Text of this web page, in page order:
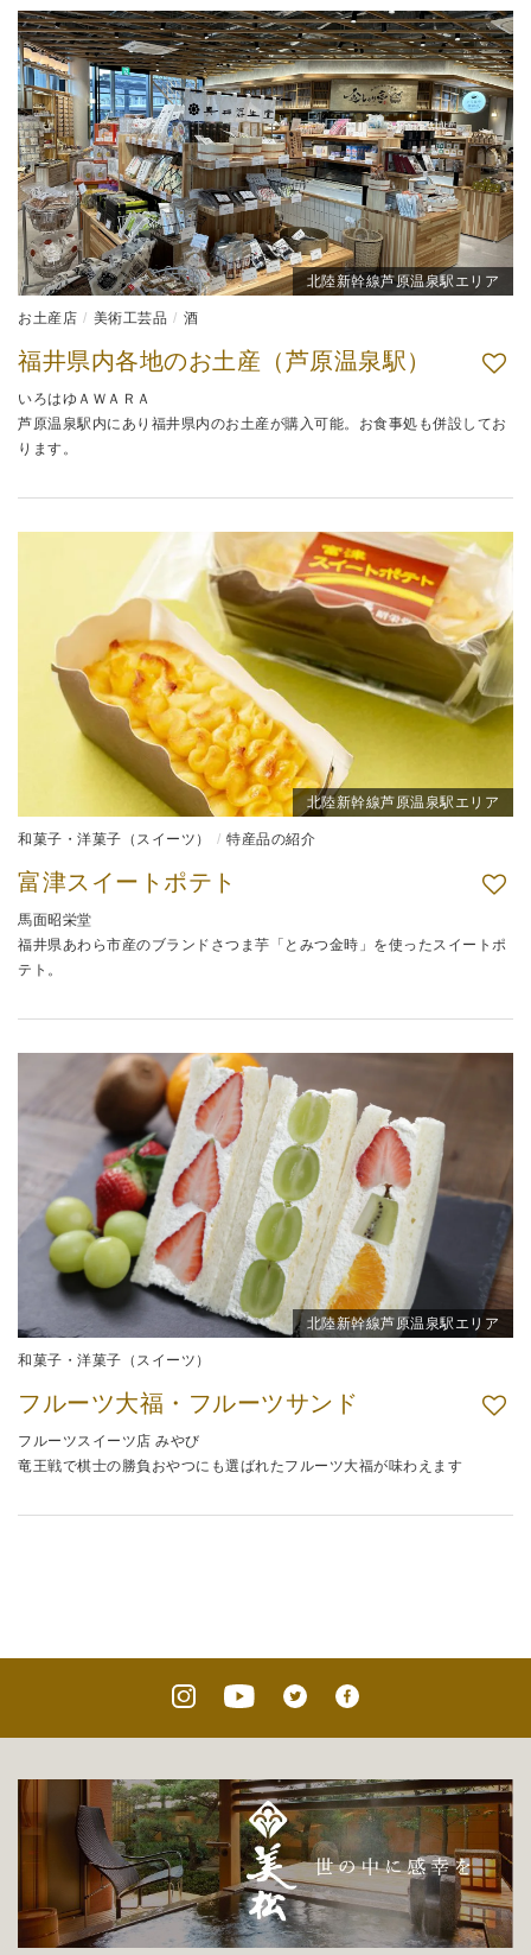
北陸新幹線芦原温泉駅エリア
お土産店 美術工芸品 酒
福井県内各地のお土産（芦原温泉駅）
いろはゆＡＷＡＲＡ
芦原温泉駅内にあり福井県内のお土産が購入可能。お食事処も併設してお
ります。
北陸新幹線芦原温泉駅エリア
和菓子・洋菓子（スイーツ） 特産品の紹介
富津スイートポテト
馬面昭栄堂
福井県あわら市産のブランドさつま芋「とみつ金時」を使ったスイートポ
テト。
北陸新幹線芦原温泉駅エリア
和菓子・洋菓子（スイーツ）
フルーツ大福・フルーツサンド
フルーツスイーツ店 みやび
竜王戦で棋士の勝負おやつにも選ばれたフルーツ大福が味わえます